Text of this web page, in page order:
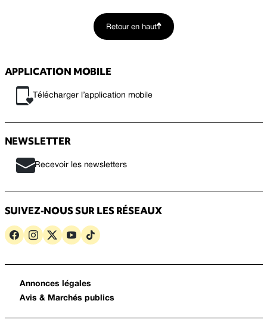
Retour en haut
APPLICATION MOBILE
Télécharger l’application mobile
NEWSLETTER
Recevoir les newsletters
SUIVEZ-NOUS SUR LES RÉSEAUX
Annonces légales
Avis & Marchés publics